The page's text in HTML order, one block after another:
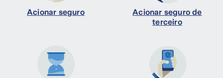
Acionar seguro
Acionar seguro de
terceiro